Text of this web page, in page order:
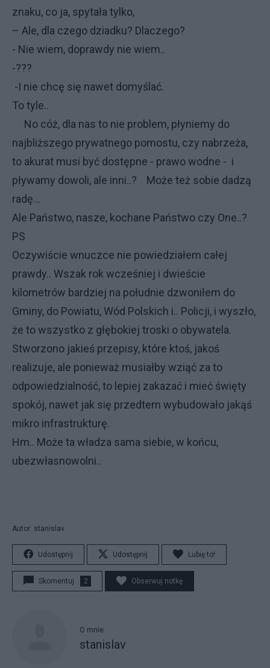
znaku, co ja, spytała tylko,
– Ale, dla czego dziadku? Dlaczego?
- Nie wiem, doprawdy nie wiem..
-???
-I nie chcę się nawet domyślać.
To tyle..
No cóż, dla nas to nie problem, płyniemy do
najbliższego prywatnego pomostu, czy nabrzeża,
to akurat musi być dostępne - prawo wodne - i
pływamy dowoli, ale inni..? Może też sobie dadzą
radę...
Ale Państwo, nasze, kochane Państwo czy One..?
PS
Oczywiście wnuczce nie powiedziałem całej
prawdy.. Wszak rok wcześniej i dwieście
kilometrów bardziej na południe dzwoniłem do
Gminy, do Powiatu, Wód Polskich i.. Policji, i wyszło,
że to wszystko z głębokiej troski o obywatela.
Stworzono jakieś przepisy, które ktoś, jakoś
realizuje, ale ponieważ musiałby wziąć za to
odpowiedzialność, to lepiej zakazać i mieć święty
spokój, nawet jak się przedtem wybudowało jakąś
mikro infrastrukturę.
Hm.. Może ta władza sama siebie, w końcu,
ubezwłasnowolni..
Autor: stanislav
Udostępnij Udostępnij Lubię to!
Skomentuj 2 Obserwuj notkę
O mnie
stanislav